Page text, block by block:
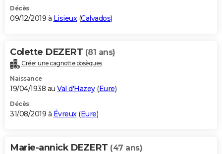
Décès
09/12/2019 à Lisieux(Calvados)
Colette DEZERT (81 ans)
Créer une cagnotte obsèques
Naissance
19/04/1938 au Val d'Hazey(Eure)
Décès
31/08/2019 à Évreux(Eure)
Marie-annick DEZERT (47 ans)